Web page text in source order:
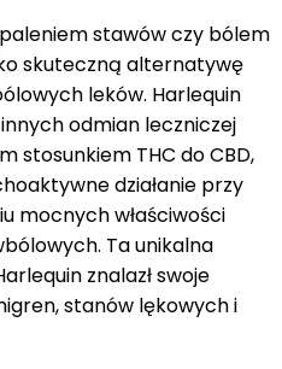
stawów czy bólem
skuteczną alternatywę
leków. Harlequin
odmian leczniczej
stosunkiem THC do CBD,
działanie przy
mocnych właściwości
Ta unikalna
znalazł swoje
stanów lękowych i